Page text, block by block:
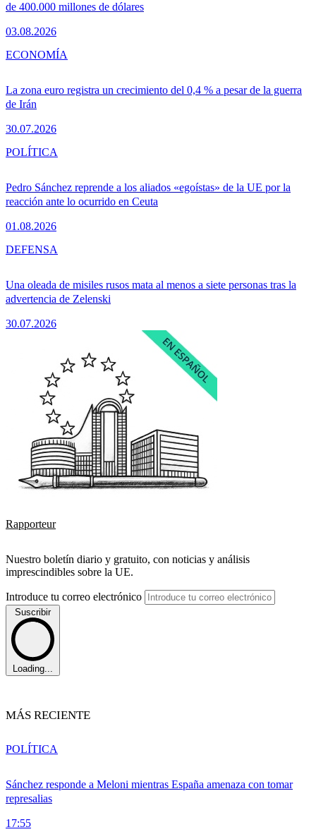
de 400.000 millones de dólares
03.08.2026
La zona euro registra un crecimiento del 0,4 % a pesar de la guerra
de Irán
30.07.2026
ECONOMÍA
Pedro Sánchez reprende a los aliados «egoístas» de la UE por la
reacción ante lo ocurrido en Ceuta
01.08.2026
POLÍTICA
Una oleada de misiles rusos mata al menos a siete personas tras la
advertencia de Zelenski
30.07.2026
DEFENSA
Rapporteur
Nuestro boletín diario y gratuito, con noticias y análisis
imprescindibles sobre la UE.
Introduce tu correo electrónico
Suscribir
Loading...
MÁS RECIENTE
Sánchez responde a Meloni mientras España amenaza con tomar
represalias
17:55
POLÍTICA